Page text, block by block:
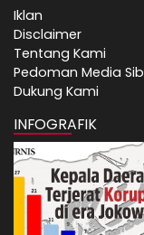
Iklan
Disclaimer
Tentang Kami
Pedoman Media
Dukung Kami
INFOGRAFIK